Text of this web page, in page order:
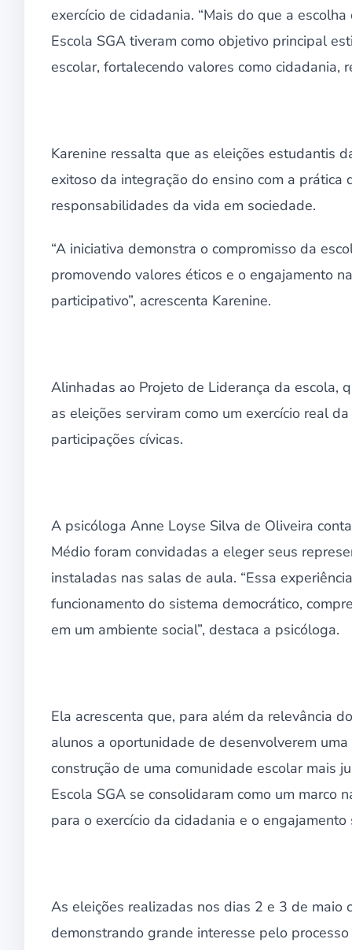
exercício de cidadania. “Mais do que a
Escola SGA tiveram como objetivo principal
escolar, fortalecendo valores como cidadania,
Karenine ressalta que as eleições estudantis
exitoso da integração do ensino com a
responsabilidades da vida em sociedade.
“A iniciativa demonstra o compromisso da
promovendo valores éticos e o engajamento
participativo”, acrescenta Karenine.
Alinhadas ao Projeto de Liderança da escola,
as eleições serviram como um exercício real
participações cívicas.
A psicóloga Anne Loyse Silva de Oliveira
Médio foram convidadas a eleger seus
instaladas nas salas de aula. “Essa
funcionamento do sistema democrático,
em um ambiente social”, destaca a psicóloga.
Ela acrescenta que, para além da relevância
alunos a oportunidade de desenvolverem
construção de uma comunidade escolar mais
Escola SGA se consolidaram como um marco
para o exercício da cidadania e o engajamento
As eleições realizadas nos dias 2 e 3 de maio
demonstrando grande interesse pelo